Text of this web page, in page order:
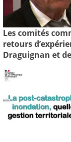
Les comités
retours
Draguignan et